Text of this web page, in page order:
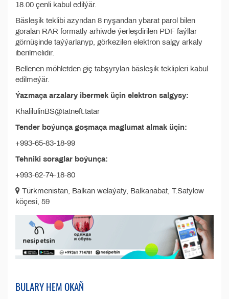
18.00 çenli kabul edilýär.
Bäsleşik teklibi azyndan 8 nyşandan ybarat parol bilen
goralan RAR formatly arhiwde ýerleşdirilen PDF faýllar
görnüşinde taýýarlanyp, görkezilen elektron salgy arkaly
iberilmelidir.
Bellenen möhletden giç tabşyrylan bäsleşik teklipleri kabul
edilmeýär.
Ýazmaça arzalary ibermek üçin elektron salgysy:
KhalilulinBS@tatneft.tatar
Tender boýunça goşmaça maglumat almak üçin:
+993-65-83-18-99
Tehniki soraglar boýunça:
+993-62-74-18-80
Türkmenistan, Balkan welaýaty, Balkanabat, T.Satylow
köçesi, 59
BULARY HEM OKAŇ